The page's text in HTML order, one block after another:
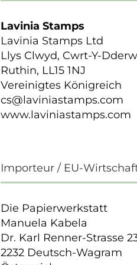
Lavinia Stamps
Lavinia Stamps Ltd
Llys Clwyd, Cwrt-Y-
Ruthin, LL15 1NJ
Vereinigtes Königreich
cs@laviniastamps.com
www.laviniastamps.com
Importeur / EU-
Die Papierwerkstatt
Manuela Kabela
Dr. Karl Renner-Strasse
2232 Deutsch-Wagram